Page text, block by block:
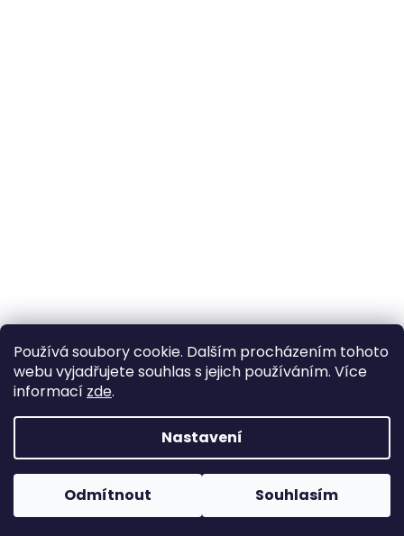
Používá soubory cookie. Dalším procházením tohoto
webu vyjadřujete souhlas s jejich používáním. Více
informací zde.
Nastavení
Odmítnout Souhlasím
Pokud u nás nenajdete konkrétní produkt, neváhejte se
ozvat. Ve většině případů jej můžeme zajistit na
Vytvořil Shoptet
Copyright 2026Horse life . Všechna práva vyhrazena.